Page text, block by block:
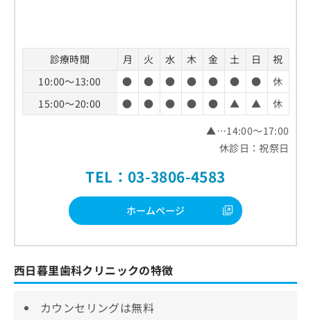
診療時間 月 火 水 木 金 土 日
祝
10:00～13:00
● ● ● ● ● ● ●
休
15:00～20:00
● ● ● ● ● ▲ ▲
休
▲…14:00～17:00
休診日：祝祭日
TEL：03-3806-4583
ホームページ
西日暮里歯科クリニックの特徴
カウンセリングは無料